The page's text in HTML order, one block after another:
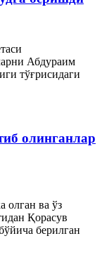
Абдураим
тўғрисидаги
олинганлар
олган ва ўз
Қорасув
берилган